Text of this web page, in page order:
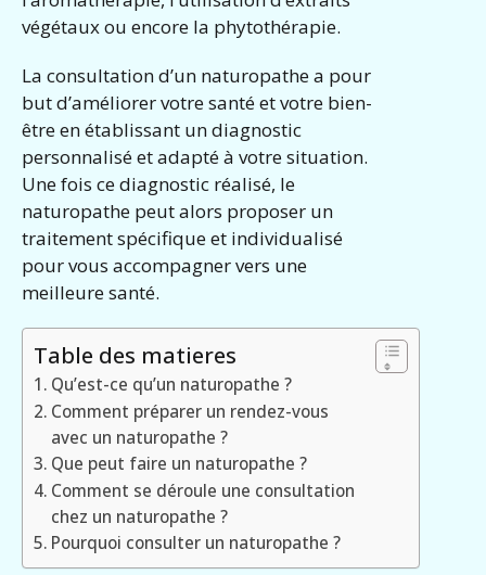
végétaux ou encore la phytothérapie.
La consultation d’un naturopathe a pour
but d’améliorer votre santé et votre bien-
être en établissant un diagnostic
personnalisé et adapté à votre situation.
Une fois ce diagnostic réalisé, le
naturopathe peut alors proposer un
traitement spécifique et individualisé
pour vous accompagner vers une
meilleure santé.
Table des matieres
Qu’est-ce qu’un naturopathe ?
Comment préparer un rendez-vous
avec un naturopathe ?
Que peut faire un naturopathe ?
Comment se déroule une consultation
chez un naturopathe ?
Pourquoi consulter un naturopathe ?